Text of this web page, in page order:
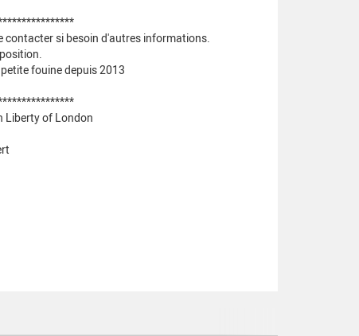
contacter si besoin d'autres informations.
fouine depuis 2013
Liberty of London